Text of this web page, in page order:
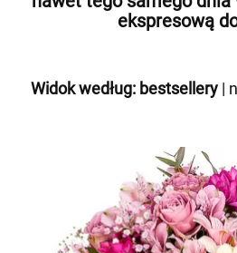
ekspresową
Widok według: bestsellery |